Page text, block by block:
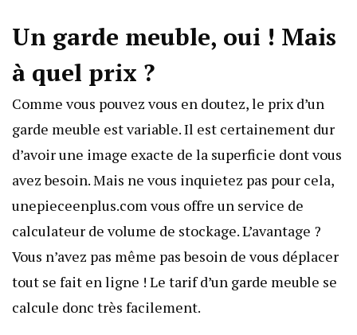
Un garde meuble, oui ! Mais
à quel prix ?
Comme vous pouvez vous en doutez, le prix d’un
garde meuble est variable. Il est certainement dur
d’avoir une image exacte de la superficie dont vous
avez besoin. Mais ne vous inquietez pas pour cela,
unepieceenplus.comvous offre un service de
calculateur de volume de stockage. L’avantage ?
Vous n’avez pas même pas besoin de vous déplacer
tout se fait en ligne ! Le tarif d’un garde meuble se
calcule donc très facilement.